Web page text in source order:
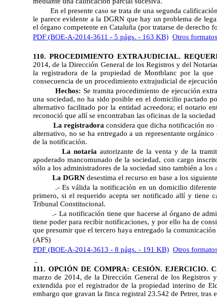
En el presente caso se trata de una segunda
le parece evidente a la DGRN que hay un problema de
el órgano competente en Cataluña (por tratarse de derecho
PDF (BOE-A-2014-3611 - 5 págs. - 163 KB) Otros formatos
110. PROCEDIMIENTO EXTRAJUDICIAL.
2014, de la Dirección General de los Registros y del
la registradora de la propiedad de Montblanc por la
consecuencia de un procedimiento extrajudicial de
Hechos: Se tramita procedimiento de ejecución
una sociedad, no ha sido posible en el domicilio pactado
alternativo facilitado por la entidad acreedora; el notario
reconoció que allí se encontraban las oficinas de la
La registradora considera que dicha notificación
alternativo, no se ha entregado a un representante
de la notificación.
La notaria autorizante de la venta y de la
apoderado mancomunado de la sociedad, con cargo
sólo a los administradores de la sociedad sino también a
La DGRN desestima el recurso en base a los
.- Es válida la notificación en un domicilio
primero, si el requerido acepta ser notificado allí y tiene
Tribunal Constitucional.
.- La notificación tiene que hacerse al órgano de
tiene poder para recibir notificaciones, y por ello ha de
que presumir que el tercero haya entregado la
(AFS)
PDF (BOE-A-2014-3613 - 8 págs. - 191 KB) Otros
111. OPCIÓN DE COMPRA: CESIÓN. EJERCICIO.
marzo de 2014, de la Dirección General de los Registros
extendida por el registrador de la propiedad interino de
embargo que gravan la finca registral 23.542 de Petrer, tras